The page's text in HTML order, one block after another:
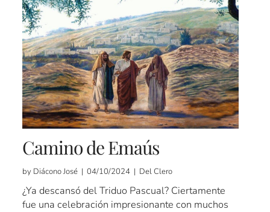
Camino de Emaús
by Diácono José | 04/10/2024 | Del Clero
¿Ya descansó del Triduo Pascual? Ciertamente
fue una celebración impresionante con muchos